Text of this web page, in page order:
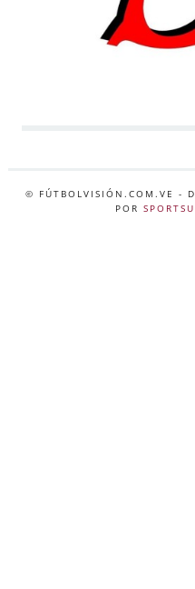
© FÚTBOLVISIÓN.COM.VE -
POR